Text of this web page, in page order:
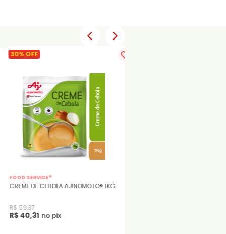
30% OFF
FOOD SERVICE®
CREME DE CEBOLA AJINOMOTO® 1KG
R$ 59,37
R$ 40,31 no pix